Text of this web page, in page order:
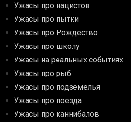
Ужасы про нацистов
Ужасы про пытки
Ужасы про Рождество
Ужасы про школу
Ужасы на реальных событиях
Ужасы про рыб
Ужасы про подземелья
Ужасы про поезда
Ужасы про каннибалов